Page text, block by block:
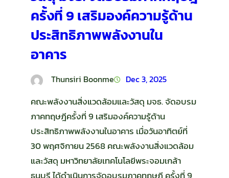
ครั้งที่ 9 เสริมองค์ความรู้ด้าน
ประสิทธิภาพพลังงานใน
อาคาร
Thunsiri Boonme Dec 3, 2025
คณะพลังงานสิ่งแวดล้อมและวัสดุ มจธ. จัดอบรม
ภาคทฤษฎีครั้งที่ 9 เสริมองค์ความรู้ด้าน
ประสิทธิภาพพลังงานในอาคาร เมื่อวันอาทิตย์ที่
30 พฤศจิกายน 2568 คณะพลังงานสิ่งแวดล้อม
และวัสดุ มหาวิทยาลัยเทคโนโลยีพระจอมเกล้า
ธนบุรี ได้ดำเนินการจัดอบรมภาคทฤษฎี ครั้งที่ 9